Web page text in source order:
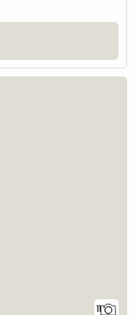
11